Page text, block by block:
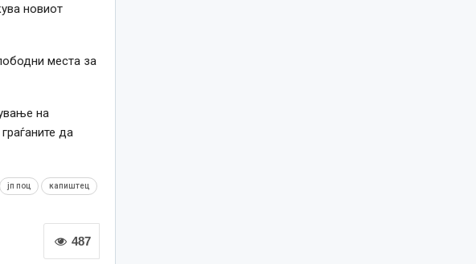
новиот
места за
на
да
јп поц капиштец
487